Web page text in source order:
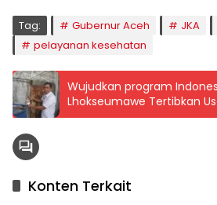
Tag: Gubernur Aceh JKA
pelayanan kesehatan
Wujudkan program
Lhokseumawe Tertibkan
Izin dan Segel Sejumlah
Konten Terkait